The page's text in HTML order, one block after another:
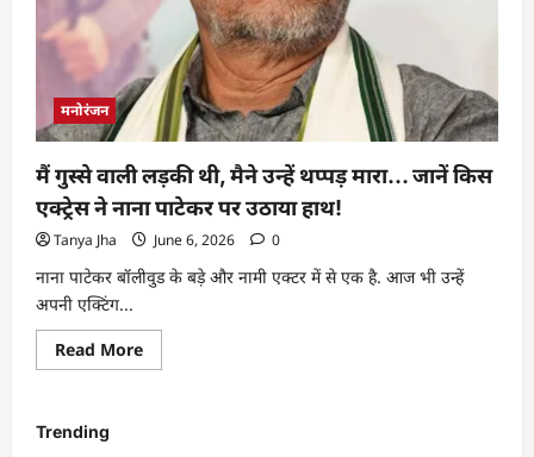
मनोरंजन
मैं गुस्से वाली लड़की थी, मैने उन्हें थप्पड़ मारा… जानें किस
एक्ट्रेस ने नाना पाटेकर पर उठाया हाथ!
Tanya Jha June 6, 2026 0
नाना पाटेकर बॉलीवुड के बड़े और नामी एक्टर में से एक है. आज भी उन्हें
अपनी एक्टिंग...
Read More
Trending